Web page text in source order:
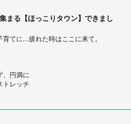
まる【ほっこりタウン】できまし
てに...疲れた時はここに来て。
、円満に
トレッチ